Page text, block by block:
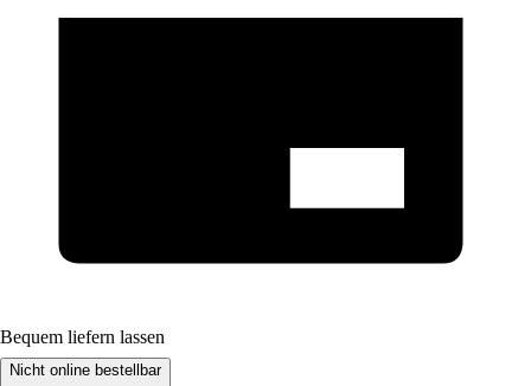
Bequem liefern lassen
Nicht online bestellbar